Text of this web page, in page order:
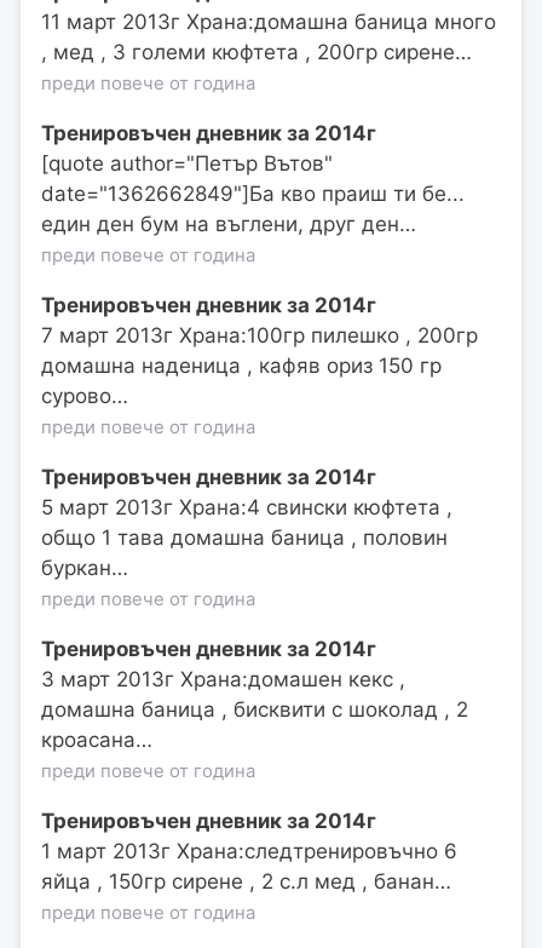
11 март 2013г Храна:домашна баница много
, мед , 3 големи кюфтета , 200гр сирене…
преди повече от година
Тренировъчен дневник за 2014г
[quote author="Петър Вътов"
date="1362662849"]Ба кво праиш ти бе...
един ден бум на въглени, друг ден…
преди повече от година
Тренировъчен дневник за 2014г
7 март 2013г Храна:100гр пилешко , 200гр
домашна наденица , кафяв ориз 150 гр
сурово…
преди повече от година
Тренировъчен дневник за 2014г
5 март 2013г Храна:4 свински кюфтета ,
общо 1 тава домашна баница , половин
буркан…
преди повече от година
Тренировъчен дневник за 2014г
3 март 2013г Храна:домашен кекс ,
домашна баница , бисквити с шоколад , 2
кроасана…
преди повече от година
Тренировъчен дневник за 2014г
1 март 2013г Храна:следтренировъчно 6
яйца , 150гр сирене , 2 с.л мед , банан…
преди повече от година